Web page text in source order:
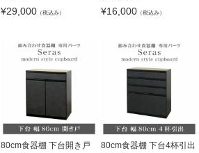
¥29,000 （税込み） ¥16,000（税込み）
80cm食器棚 下台開き戸
80cm食器棚 下台4杯引出